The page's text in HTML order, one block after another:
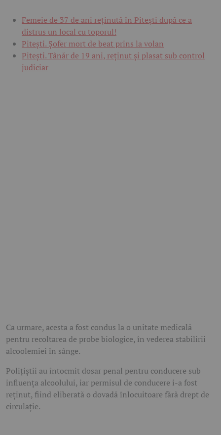
Femeie de 37 de ani reținută în Pitești după ce a
distrus un local cu toporul!
Pitești. Șofer mort de beat prins la volan
Pitești. Tânăr de 19 ani, reținut și plasat sub control
judiciar
Ca urmare, acesta a fost condus la o unitate medicală
pentru recoltarea de probe biologice, în vederea stabilirii
alcoolemiei în sânge.
Polițiștii au întocmit dosar penal pentru conducere sub
influența alcoolului, iar permisul de conducere i-a fost
reținut, fiind eliberată o dovadă înlocuitoare fără drept de
circulație.